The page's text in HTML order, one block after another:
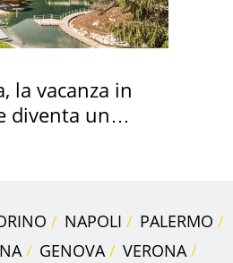
la vacanza in
diventa un
NAPOLI
PALERMO
GENOVA
VERONA